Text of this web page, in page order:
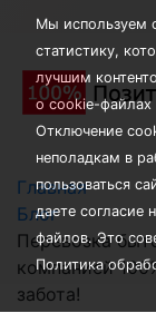
Главная
Блог
Перевозка
компанией
забота!
Мы используем
статистику,
лучшим
о cookie-файлах
Отключение
неполадкам в
пользоваться
даете согласие
файлов. Это
Политика